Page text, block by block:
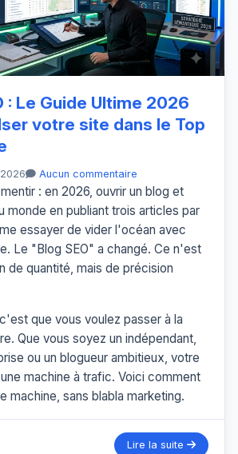
: Le Guide Ultime 2026
votre site dans le Top
Aucun commentaire
: en 2026, ouvrir un blog et
monde en publiant trois articles par
essayer de vider l'océan avec
Le "Blog SEO" a changé. Ce n'est
de quantité, mais de précision
que vous voulez passer à la
Que vous soyez un indépendant,
ou un blogueur ambitieux, votre
machine à trafic. Voici comment
machine, sans blabla marketing.
Lire la suite